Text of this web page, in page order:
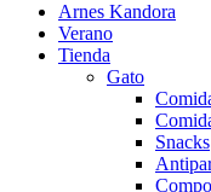
Arnes Kandora
Verano
Tienda
Gato
Snacks